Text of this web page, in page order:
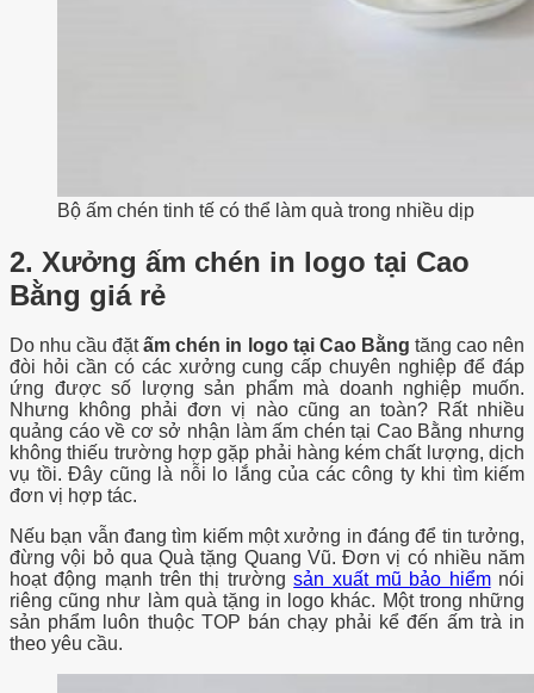
Bộ ấm chén tinh tế có thể làm quà trong nhiều dịp
2. Xưởng ấm chén in logo tại Cao
Bằng giá rẻ
Do nhu cầu đặtấm chén in logo tại Cao Bằng tăng cao nên
đòi hỏi cần có các xưởng cung cấp chuyên nghiệp để đáp
ứng được số lượng sản phẩm mà doanh nghiệp muốn.
Nhưng không phải đơn vị nào cũng an toàn? Rất nhiều
quảng cáo về cơ sở nhận làm ấm chén tại Cao Bằng nhưng
không thiếu trường hợp gặp phải hàng kém chất lượng, dịch
vụ tồi. Đây cũng là nỗi lo lắng của các công ty khi tìm kiếm
đơn vị hợp tác.
Nếu bạn vẫn đang tìm kiếm một xưởng in đáng để tin tưởng,
đừng vội bỏ qua Quà tặng Quang Vũ. Đơn vị có nhiều năm
hoạt động mạnh trên thị trườngsản xuất mũ bảo hiểmnói
riêng cũng như làm quà tặng in logo khác. Một trong những
sản phẩm luôn thuộc TOP bán chạy phải kể đến ấm trà in
theo yêu cầu.